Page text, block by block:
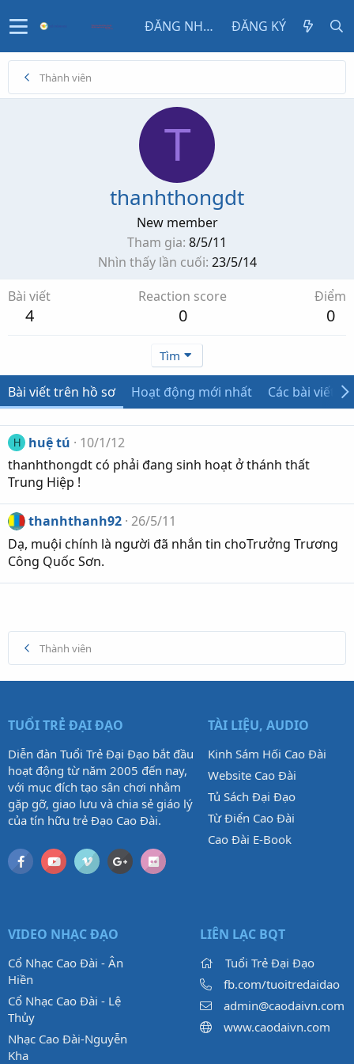
ĐĂNG NHẬP ĐĂNG KÝ
Thành viên
T
thanhthongdt
New member
Tham gia 8/5/11
Nhìn thấy lần cuối 23/5/14
Bài viết
4
Reaction score
0
Điểm
0
Tìm
Bài viết trên hồ sơ Hoạt động mới nhất Các bài viết
H huệ tú
10/1/12
thanhthongdt có phải đang sinh hoạt ở thánh thất
Trung Hiệp !
thanhthanh92 26/5/11
Dạ, muội chính là người đã nhắn tin choTrưởng Trương
Công Quốc Sơn.
Thành viên
TUỔI TRẺ ĐẠI ĐẠO
Diễn đàn Tuổi Trẻ Đại Đạo bắt đầu
hoạt động từ năm 2005 đến nay,
với mục đích tạo sân chơi nhằm
gặp gỡ, giao lưu và chia sẻ giáo lý
của tín hữu trẻ Đạo Cao Đài.
TÀI LIỆU, AUDIO
Kinh Sám Hối Cao Đài
Website Cao Đài
Tủ Sách Đại Đạo
Từ Điển Cao Đài
Cao Đài E-Book
VIDEO NHẠC ĐẠO
Cổ Nhạc Cao Đài - Ân
Hiền
Cổ Nhạc Cao Đài - Lệ
Thủy
Nhạc Cao Đài-Nguyễn
Kha
LIÊN LẠC BQT
Tuổi Trẻ Đại Đạo
fb.com/tuoitredaidao
admin@caodaivn.com
www.caodaivn.com